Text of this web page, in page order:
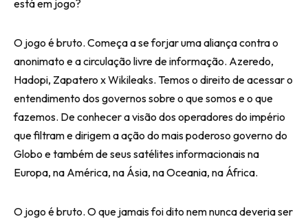
está em jogo?
O jogo é bruto. Começa a se forjar uma aliança contra o
anonimato e a circulação livre de informação. Azeredo,
Hadopi, Zapatero x Wikileaks. Temos o direito de acessar o
entendimento dos governos sobre o que somos e o que
fazemos. De conhecer a visão dos operadores do império
que filtram e dirigem a ação do mais poderoso governo do
Globo e também de seus satélites informacionais na
Europa, na América, na Ásia, na Oceania, na África.
O jogo é bruto. O que jamais foi dito nem nunca deveria ser